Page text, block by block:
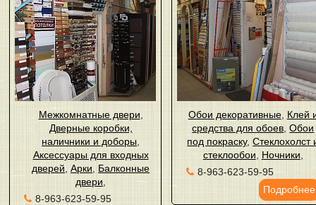
Межкомнатные двери
Дверные коробки,
наличники и доборы,
Аксессуары для входных
дверей ,Арки
Балконные
двери
8-963-623-59-95
Обои декоративные, Клей
средства для обоев ,Обои
под покраску,Стеклохолст
стеклообои
Ночники
8-963-623-59-95
Подробнее